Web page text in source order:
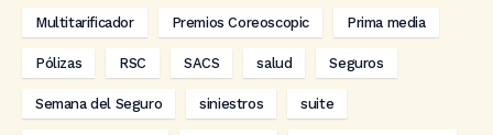
Multitarificador Premios Coreoscopic Prima media
Pólizas RSC SACS salud Seguros
Semana del Seguro siniestros suite